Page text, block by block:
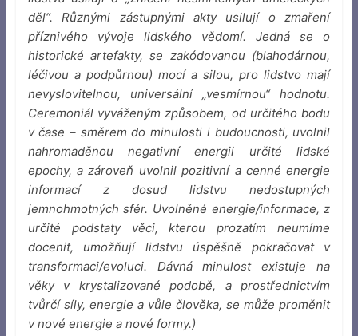
děl“. Různými zástupnými akty usilují o zmaření
příznivého vývoje lidského vědomí. Jedná se o
historické artefakty, se zakódovanou (blahodárnou,
léčivou a podpůrnou) mocí a silou, pro lidstvo mají
nevyslovitelnou, universální „vesmírnou“ hodnotu.
Ceremoniál vyváženým způsobem, od určitého bodu
v čase – směrem do minulosti i budoucnosti, uvolnil
nahromaděnou negativní energii určité lidské
epochy, a zároveň uvolnil pozitivní a cenné energie
informací z dosud lidstvu nedostupných
jemnohmotných sfér. Uvolněné energie/informace, z
určité podstaty věci, kterou prozatím neumíme
docenit, umožňují lidstvu úspěšně pokračovat v
transformaci/evoluci. Dávná minulost existuje na
věky v krystalizované podobě, a prostřednictvím
tvůrčí síly, energie a vůle člověka, se může proměnit
v nové energie a nové formy.)